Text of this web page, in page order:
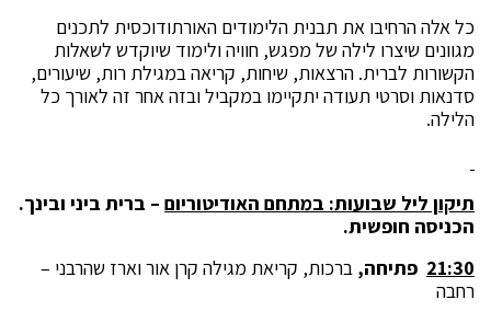
כל אלה הרחיבו את תבנית הלימודים האורתודוכסית לתכנים
מגוונים שיצרו לילה של מפגש, חוויה ולימוד שיוקדש לשאלות
הקשורות לברית. הרצאות, שיחות, קריאה במגילת רות, שיעורים,
סדנאות וסרטי תעודה יתקיימו במקביל ובזה אחר זה לאורך כל
הלילה.
תיקון ליל שבועות: במתחם האודיטוריום– ברית ביני ובינך.
הכניסה חופשית.
21:30 פתיחה,ברכות, קריאת מגילה קרן אור וארז שהרבני –
רחבה